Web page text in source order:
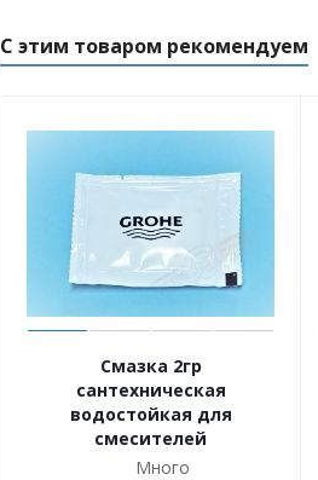
С этим товаром рекомендуем
Смазка 2гр
сантехническая
водостойкая для
смесителей
Много